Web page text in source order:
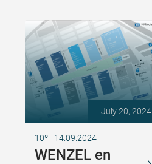
July 20, 2024
10º - 14.09.2024
WENZEL en